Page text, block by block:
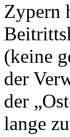
Zypern
(keine
der
der
lange